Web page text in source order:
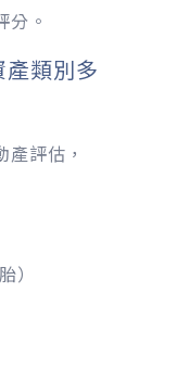
分。
產類別多
評估，
）